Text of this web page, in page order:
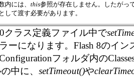
内には、 this参照が存在しません。したがっ
して渡す必要があります。
クラス定義ファイル中で
ーになります。Flash 8のイン
フォルダ内の
中に、 setTimeout()や